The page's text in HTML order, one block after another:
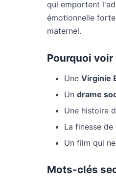
qui emportent
émotionnelle
maternel.
Pourquoi voir
Une Virginie
Un drame
Une histoire
La finesse de
Un film qui
Mots-clés